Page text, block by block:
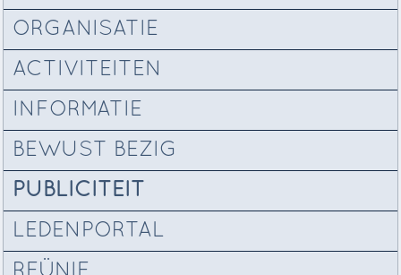
ORGANISATIE
ACTIVITEITEN
INFORMATIE
BEWUST BEZIG
PUBLICITEIT
LEDENPORTAL